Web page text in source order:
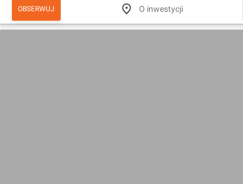
OBSERWUJ O inwestycji